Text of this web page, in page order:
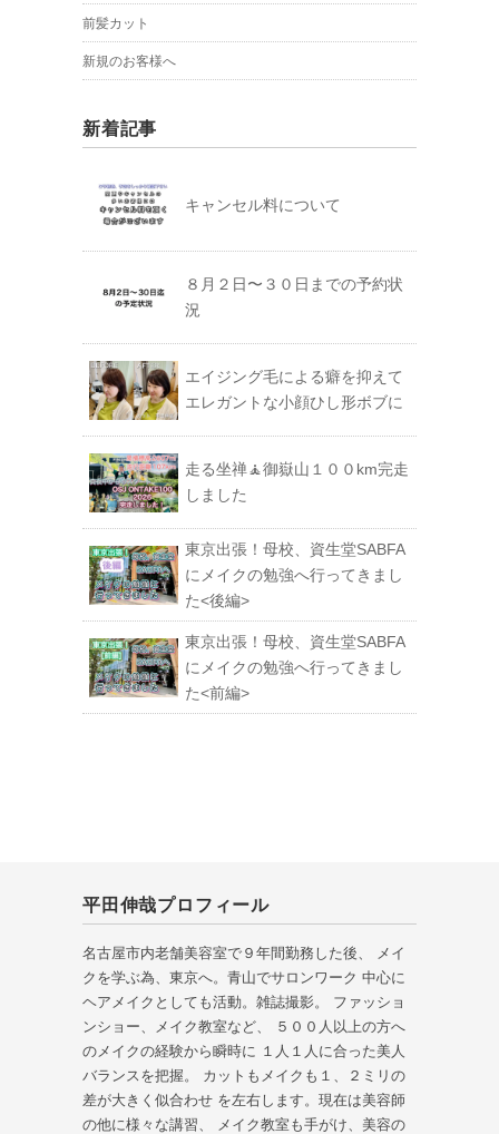
前髪カット
新規のお客様へ
新着記事
キャンセル料について
８月２日〜３０日までの予約状
況
エイジング毛による癖を抑えて
エレガントな小顔ひし形ボブに
走る坐禅🧘御嶽山１００km完走
しました
東京出張！母校、資生堂SABFA
にメイクの勉強へ行ってきまし
た<後編>
東京出張！母校、資生堂SABFA
にメイクの勉強へ行ってきまし
た<前編>
平田伸哉プロフィール
名古屋市内老舗美容室で９年間勤務した後、 メイ
クを学ぶ為、東京へ。青山でサロンワーク 中心に
ヘアメイクとしても活動。雑誌撮影。 ファッショ
ンショー、メイク教室など、 ５００人以上の方へ
のメイクの経験から瞬時に １人１人に合った美人
バランスを把握。 カットもメイクも１、２ミリの
差が大きく似合わせ を左右します。現在は美容師
の他に様々な講習、 メイク教室も手がけ、美容の